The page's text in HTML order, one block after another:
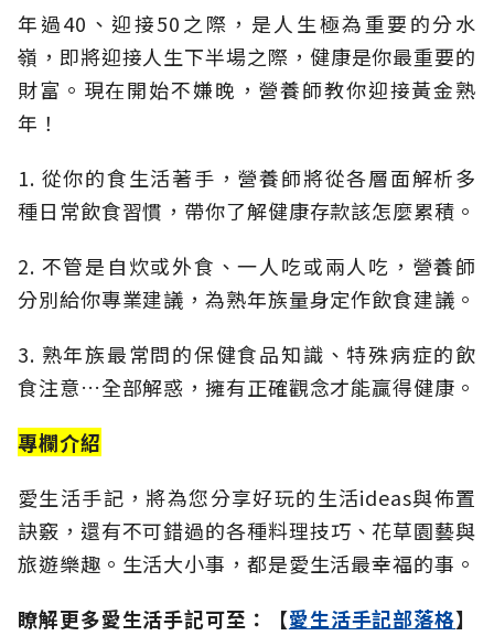
年過40、迎接50之際，是人生極為重要的分水
嶺，即將迎接人生下半場之際，健康是你最重要的
財富。現在開始不嫌晚，營養師教你迎接黃金熟
年！
1. 從你的食生活著手，營養師將從各層面解析多
種日常飲食習慣，帶你了解健康存款該怎麼累積。
2. 不管是自炊或外食、一人吃或兩人吃，營養師
分別給你專業建議，為熟年族量身定作飲食建議。
3. 熟年族最常問的保健食品知識、特殊病症的飲
食注意…全部解惑，擁有正確觀念才能贏得健康。
專欄介紹
愛生活手記，將為您分享好玩的生活ideas與佈置
訣竅，還有不可錯過的各種料理技巧、花草園藝與
旅遊樂趣。生活大小事，都是愛生活最幸福的事。
瞭解更多愛生活手記可至：【愛生活手記部落格】